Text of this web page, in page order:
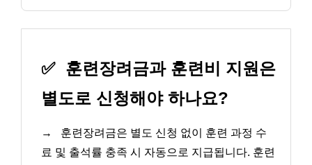
✅ 훈련장려금과 훈련비 지원은
별도로 신청해야 하나요?
→
훈련장려금은 별도 신청 없이 훈련 과정 수
료 및 출석률 충족 시 자동으로 지급됩니다. 훈련